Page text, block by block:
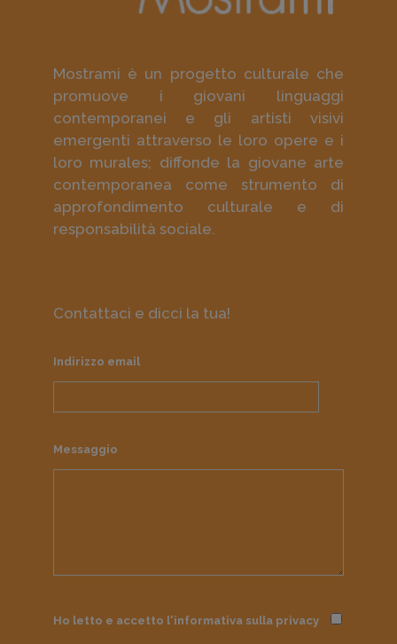
Mostrami è un progetto culturale che
promuove i giovani linguaggi
contemporanei e gli artisti visivi
emergenti attraverso le loro opere e i
loro murales; diffonde la giovane arte
contemporanea come strumento di
approfondimento culturale e di
responsabilità sociale.
Contattaci e dicci la tua!
Indirizzo email
Messaggio
Ho letto e accetto l'informativa sulla privacy